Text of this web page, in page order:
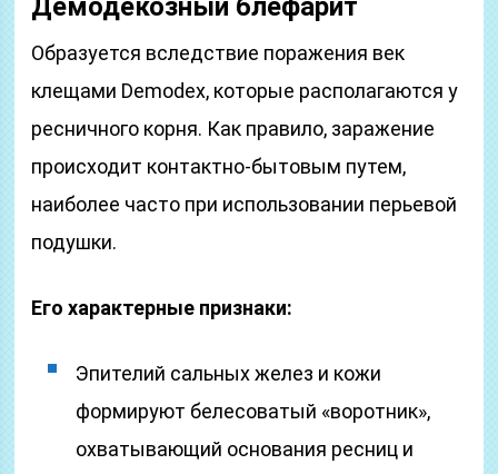
Демодекозный блефарит
Образуется вследствие поражения век
клещами Demodex, которые располагаются у
ресничного корня. Как правило, заражение
происходит контактно-бытовым путем,
наиболее часто при использовании перьевой
подушки.
Его характерные признаки:
Эпителий сальных желез и кожи
формируют белесоватый «воротник»,
охватывающий основания ресниц и